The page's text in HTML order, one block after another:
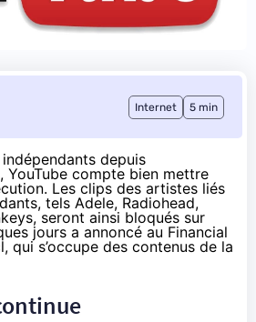
Internet 5 min
depuis
YouTube compte bien mettre
Les clips des artistes liés
tels Adele, Radiohead,
seront ainsi bloqués sur
jours a annoncé au Financial
qui s’occupe des contenus de la